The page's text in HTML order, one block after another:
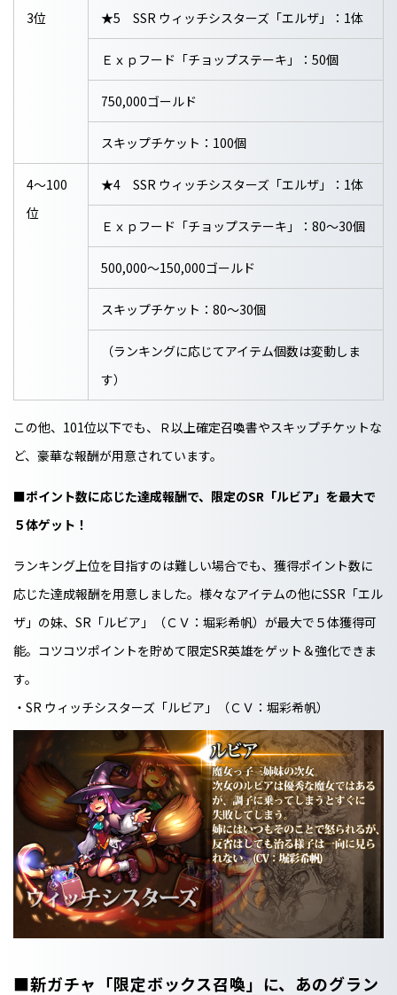
3位 ★5 SSR ウィッチシスターズ「エルザ」：1体
Ｅｘｐフード「チョップステーキ」：50個
750,000ゴールド
スキップチケット：100個
4～100
位
★4 SSR ウィッチシスターズ「エルザ」：1体
Ｅｘｐフード「チョップステーキ」：80～30個
500,000～150,000ゴールド
スキップチケット：80～30個
（ランキングに応じてアイテム個数は変動しま
す）
この他、101位以下でも、Ｒ以上確定召喚書やスキップチケットな
ど、豪華な報酬が用意されています。
■ポイント数に応じた達成報酬で、限定のSR「ルビア」を最大で
５体ゲット！
ランキング上位を目指すのは難しい場合でも、獲得ポイント数に
応じた達成報酬を用意しました。様々なアイテムの他にSSR「エル
ザ」の妹、SR「ルビア」（ＣＶ：堀彩希帆）が最大で５体獲得可
能。コツコツポイントを貯めて限定SR英雄をゲット＆強化できま
す。
・SR ウィッチシスターズ「ルビア」（ＣＶ：堀彩希帆）
■新ガチャ「限定ボックス召喚」に、あのグラン